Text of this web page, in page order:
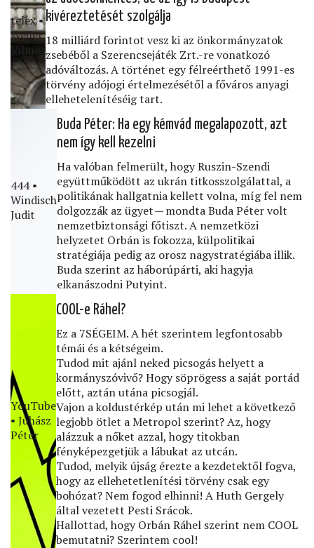
telex •
Weiler
Vilmos
kivéreztetését szolgálja
18 milliárd forintot vesz ki az önkormányzatok
zsebéből a Szerencsejáték Zrt.-re vonatkozó
adóváltozás. A történet egy félreérthető 1991-es
törvény adójogi értelmezésétől a főváros anyagi
ellehetelenítéséig tart.
444 •
Windisch
Judit
Buda Péter: Ha egy kémvád megalapozott, azt
nem így kell kezelni
Ha valóban felmerült, hogy Ruszin-Szendi
együttműködött az ukrán titkosszolgálattal, a
politikának hallgatnia kellett volna, míg fel nem
dolgozzák az ügyet — mondta Buda Péter volt
nemzetbiztonsági főtiszt. A nemzetközi
helyzetet Orbán is fokozza, külpolitikai
stratégiája pedig az orosz nagystratégiába illik.
Buda szerint az háborúpárti, aki hagyja
elkanászodni Putyint.
YouTube
• Juhász
Péter
COOL-e Ráhel?
Ez a 7SÉGEIM. A hét szerintem legfontosabb
témái és a kétségeim.
Tudod mit ajánl neked picsogás helyett a
kormányszóvivő? Hogy söprögess a saját portád
előtt, aztán utána picsogjál.
Vajon a koldustérkép után mi lehet a következő
legjobb ötlet a Metropol szerint? Az, hogy
alázzuk a nőket azzal, hogy titokban
fényképezgetjük a lábukat az utcán.
Tudod, melyik újság érezte a kezdetektől fogva,
hogy az ellehetetlenítési törvény csak egy
bohózat? Nem fogod elhinni! A Huth Gergely
által vezetett Pesti Srácok.
Hallottad, hogy Orbán Ráhel szerint nem COOL
bemutatni? Szerintem cool!